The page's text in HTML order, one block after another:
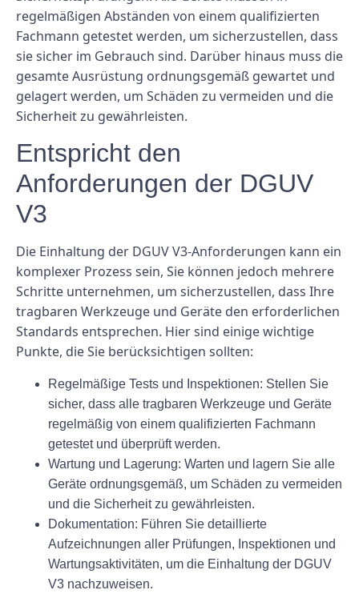
regelmäßigen Abständen von einem qualifizierten
Fachmann getestet werden, um sicherzustellen, dass
sie sicher im Gebrauch sind. Darüber hinaus muss die
gesamte Ausrüstung ordnungsgemäß gewartet und
gelagert werden, um Schäden zu vermeiden und die
Sicherheit zu gewährleisten.
Entspricht den
Anforderungen der DGUV
V3
Die Einhaltung der DGUV V3-Anforderungen kann ein
komplexer Prozess sein, Sie können jedoch mehrere
Schritte unternehmen, um sicherzustellen, dass Ihre
tragbaren Werkzeuge und Geräte den erforderlichen
Standards entsprechen. Hier sind einige wichtige
Punkte, die Sie berücksichtigen sollten:
Regelmäßige Tests und Inspektionen: Stellen Sie
sicher, dass alle tragbaren Werkzeuge und Geräte
regelmäßig von einem qualifizierten Fachmann
getestet und überprüft werden.
Wartung und Lagerung: Warten und lagern Sie alle
Geräte ordnungsgemäß, um Schäden zu vermeiden
und die Sicherheit zu gewährleisten.
Dokumentation: Führen Sie detaillierte
Aufzeichnungen aller Prüfungen, Inspektionen und
Wartungsaktivitäten, um die Einhaltung der DGUV
V3 nachzuweisen.